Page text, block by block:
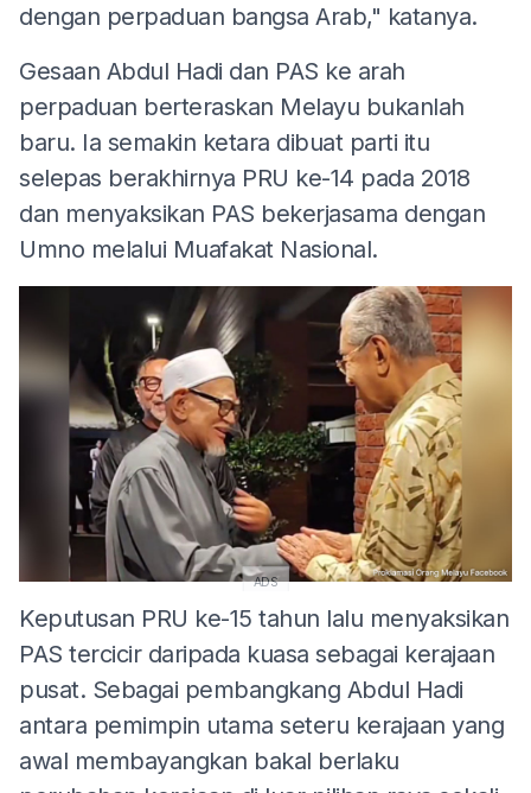
dengan perpaduan bangsa Arab," katanya.
Gesaan Abdul Hadi dan PAS ke arah
perpaduan berteraskan Melayu bukanlah
baru. Ia semakin ketara dibuat parti itu
selepas berakhirnya PRU ke-14 pada 2018
dan menyaksikan PAS bekerjasama dengan
Umno melalui Muafakat Nasional.
ADS
Keputusan PRU ke-15 tahun lalu menyaksikan
PAS tercicir daripada kuasa sebagai kerajaan
pusat. Sebagai pembangkang Abdul Hadi
antara pemimpin utama seteru kerajaan yang
awal membayangkan bakal berlaku